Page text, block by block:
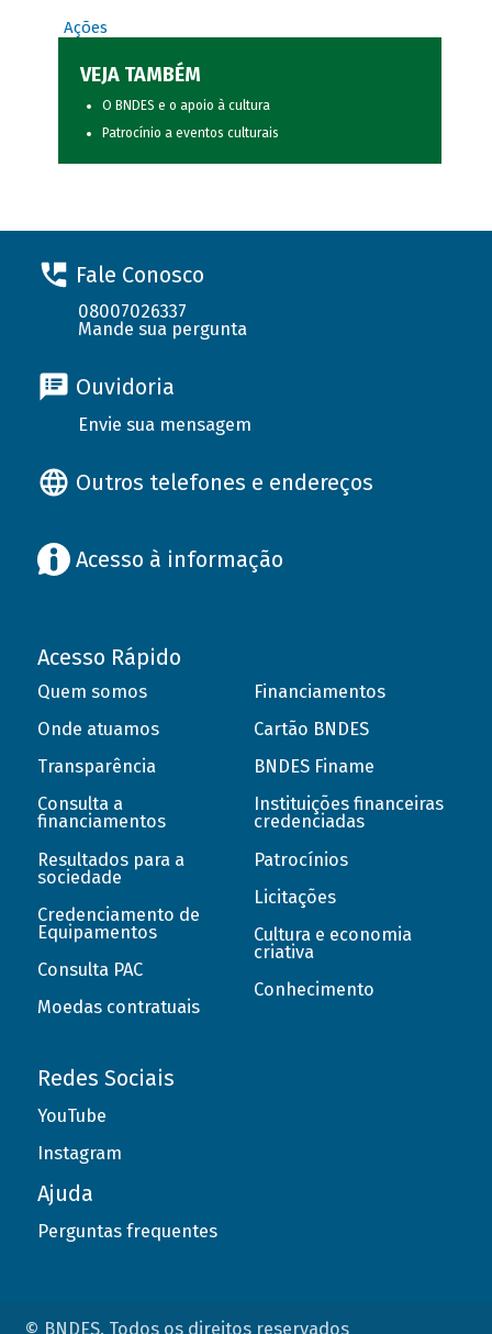
Ações
VEJA TAMBÉM
O BNDES e o apoio à cultura
Patrocínio a eventos culturais
Fale Conosco
08007026337
Mande sua pergunta
Ouvidoria
Envie sua mensagem
Outros telefones e endereços
Acesso à informação
Acesso Rápido
Quem somos
Onde atuamos
Transparência
Consulta a
financiamentos
Resultados para a
sociedade
Credenciamento de
Equipamentos
Consulta PAC
Moedas contratuais
Financiamentos
Cartão BNDES
BNDES Finame
Instituições financeiras
credenciadas
Patrocínios
Licitações
Cultura e economia
criativa
Conhecimento
Redes Sociais
YouTube
Instagram
Ajuda
Perguntas frequentes
© BNDES. Todos os direitos reservados